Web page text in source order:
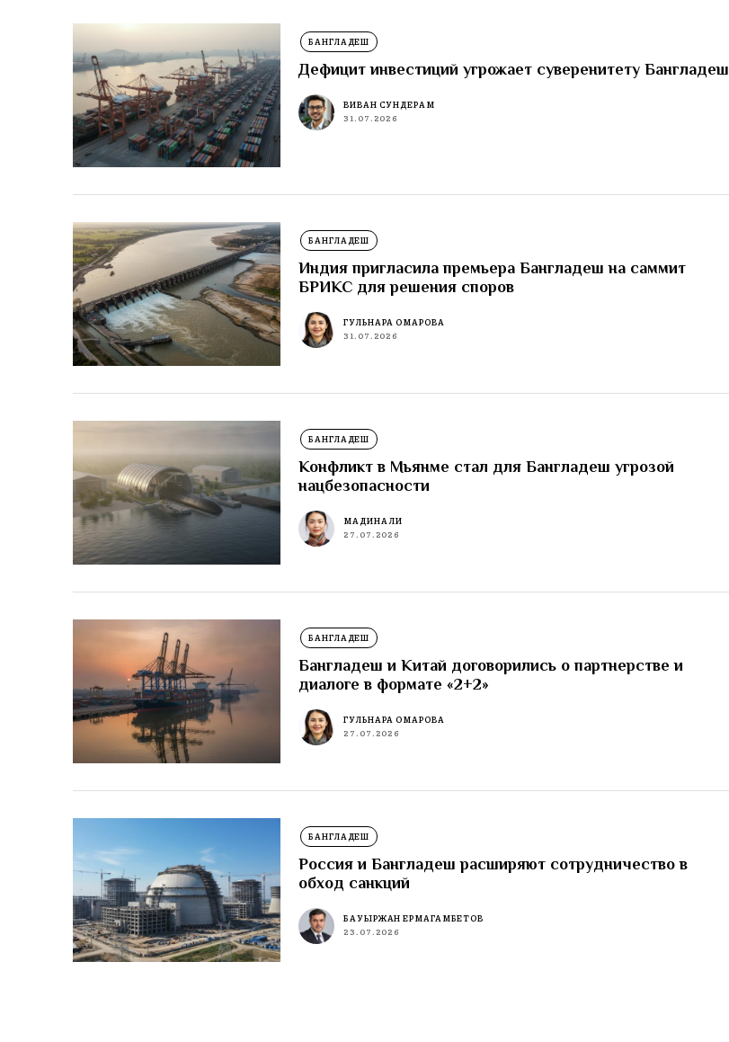
БАНГЛАДЕШ
Дефицит инвестиций угрожает суверенитету Бангладеш
ВИВАН СУНДЕРАМ
31.07.2026
БАНГЛАДЕШ
Индия пригласила премьера Бангладеш на саммит
БРИКС для решения споров
ГУЛЬНАРА ОМАРОВА
31.07.2026
БАНГЛАДЕШ
Конфликт в Мьянме стал для Бангладеш угрозой
нацбезопасности
МАДИНА ЛИ
27.07.2026
БАНГЛАДЕШ
Бангладеш и Китай договорились о партнерстве и
диалоге в формате «2+2»
ГУЛЬНАРА ОМАРОВА
27.07.2026
БАНГЛАДЕШ
Россия и Бангладеш расширяют сотрудничество в
обход санкций
БАУЫРЖАН ЕРМАГАМБЕТОВ
23.07.2026